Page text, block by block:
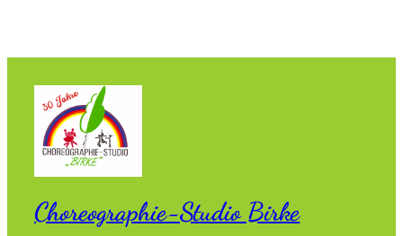
Choreographie-Studio Birke